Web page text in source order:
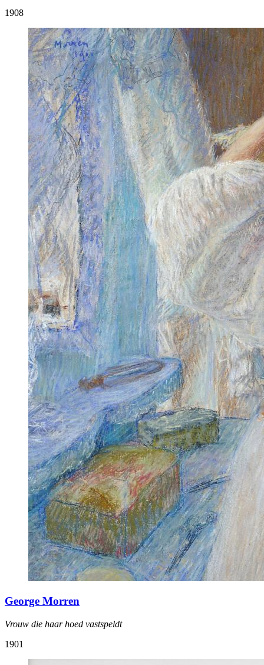
1908
George Morren
Vrouw die haar hoed vastspeldt
1901